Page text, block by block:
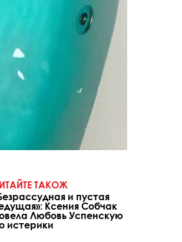
ТАКОЖ
и пустая
Ксения Собчак
Любовь Успенскую
истерики